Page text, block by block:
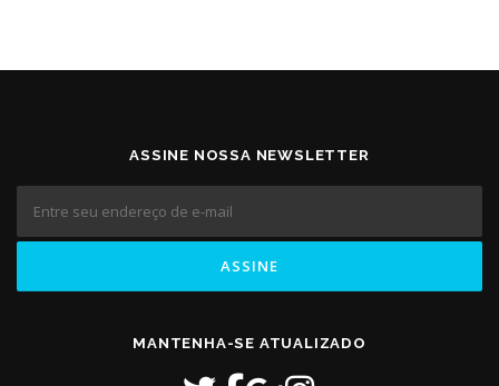
ASSINE NOSSA NEWSLETTER
MANTENHA-SE ATUALIZADO